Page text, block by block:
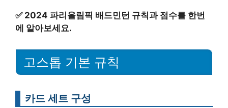
✅ 2024 파리올림픽 배드민턴 규칙과 점수를 한번
에 알아보세요.
고스톱 기본 규칙
카드 세트 구성